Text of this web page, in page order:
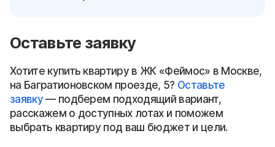
Оставьте заявку
Хотите купить квартиру в ЖК «Феймос» в Москве,
на Багратионовском проезде, 5? Оставьте
заявку— подберем подходящий вариант,
расскажем о доступных лотах и поможем
выбрать квартиру под ваш бюджет и цели.